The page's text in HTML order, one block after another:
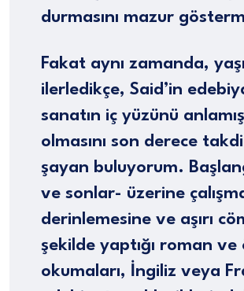
durmasını mazur
Fakat aynı zamanda,
ilerledikçe, Said’in
sanatın iç yüzünü anlamış
olmasını son derece
şayan buluyorum.
ve sonlar- üzerine
derinlemesine ve aşırı
şekilde yaptığı roman ve
okumaları, İngiliz veya